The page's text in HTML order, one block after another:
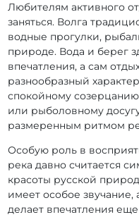
Любителям активного
заняться. Волга
водные прогулки,
природе. Вода и берег
впечатления, а сам
разнообразный
спокойному
или рыболовному
размеренным ритмом
Особую роль в
река давно считается
красоты русской
имеет особое
делает впечатления